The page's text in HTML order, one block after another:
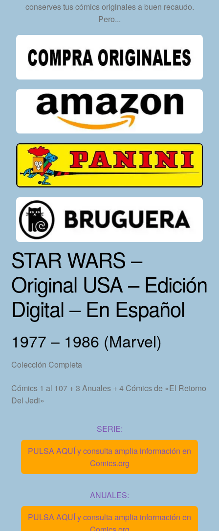
Formato
Descarga
Inmediata
conserves tus cómics originales a buen recaudo.
Pero...
STAR WARS –
Original USA – Edición
Digital – En Español
1977 – 1986 (Marvel)
Colección Completa
Cómics 1 al 107 + 3 Anuales + 4 Cómics de «El Retorno
Del Jedi»
SERIE:
PULSA AQUÍ y consulta amplia información en
Comics.org
ANUALES:
PULSA AQUÍ y consulta amplia información en